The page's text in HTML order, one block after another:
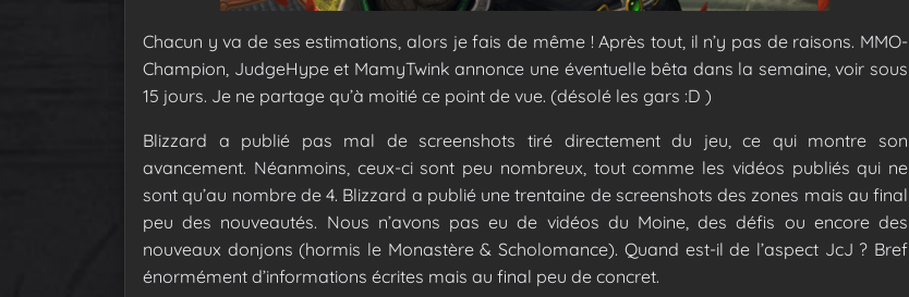
Chacun y va de ses estimations, alors je fais de même ! Après tout, il n’y pas de raisons. MMO-
Champion, JudgeHype et MamyTwink annonce une éventuelle bêta dans la semaine, voir sous
15 jours. Je ne partage qu’à moitié ce point de vue. (désolé les gars :D )
Blizzard a publié pas mal de screenshots tiré directement du jeu, ce qui montre son
avancement. Néanmoins, ceux-ci sont peu nombreux, tout comme les vidéos publiés qui ne
sont qu’au nombre de 4. Blizzard a publié une trentaine de screenshots des zones mais au final
peu des nouveautés. Nous n’avons pas eu de vidéos du Moine, des défis ou encore des
nouveaux donjons (hormis le Monastère & Scholomance). Quand est-il de l’aspect JcJ ? Bref
énormément d’informations écrites mais au final peu de concret.